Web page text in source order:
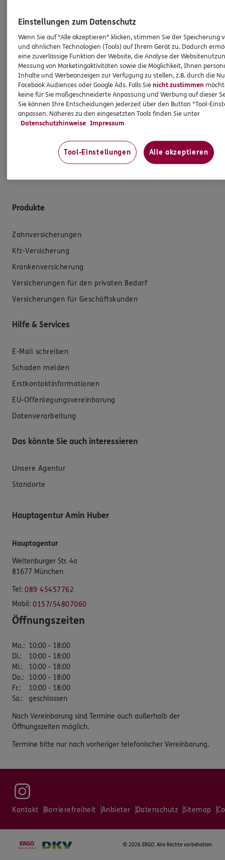
HINWEIS
Wichtiges aus dem Vermittlerrecht
Ich bin verpflichtet, Ihnen Auskünfte zu meiner
Person zu geben. Sowohl Ihr Schutz als Verbraucher
sowie auch gesetzliche Regelungen halten mich
dazu an. Ich biete Beratung an, für die
Versicherungsvermittlung erhalte ich Provision,
ferner sonstige Zuwendungen.
Mehr Informationen
Produkte
Zahnversicherungen
Kfz-Versicherung
Krankenversicherung
Versicherungen für den privaten Bedarf
Versicherungen für Geschäftskunden
Hilfe & Services
E-Mail schreiben
Schaden melden
Erstkontaktinformationen
EU-Offenlegungsvereinbarung
Datenverarbeitung
Das könnte Sie auch interessieren
Unsere Agentur
Standorte
Hauptagentur Amin Huber
Hauptagentur
Weltenburger Str. 4a
81677 München
Tel: 089 45457762
Mobil: 0157/54807060
Öffnungszeiten
Mo.: 10:00 - 18:00
Di.:
10:00 - 18:00
Mi.:
10:00 - 18:00
Do.:
10:00 - 18:00
Fr.:
10:00 - 18:00
Sa.: geschlossen
Nach Vereinbarung sind Termine auch außerhalb der
Öffnungszeiten möglich.
Termine bitte nur nach vorheriger telefonischer Vereinbarung.
Kontakt Barrierefreiheit Anbieter Datenschutz Sitemap
© 2026 ERGO. Alle Rechte vorbehalten.
Einstellungen zum Datenschutz
Wenn Sie auf "Alle akzeptieren" klicken, stimmen Sie der Speicherung
und ähnlichen Technologien (Tools) auf Ihrem Gerät zu. Dadurch
eine zuverlässige Funktion der Website, die Analyse der
Messung von Marketingaktivitäten sowie die Möglichkeit, Ihnen
Inhalte und Werbeanzeigen zur Verfügung zu stellen, z.B. durch die
Facebook Audiences oder Google Ads. Falls Sienicht zustimmen
keine für Sie maßgeschneiderte Anpassung und Werbung auf dieser
Sie können Ihre Entscheidungen jederzeit über den Button "Tool-
anpassen. Näheres zu den eingesetzten Tools finden Sie unter
Datenschutzhinweise Impressum
Tool-Einstellungen Alle akzeptieren